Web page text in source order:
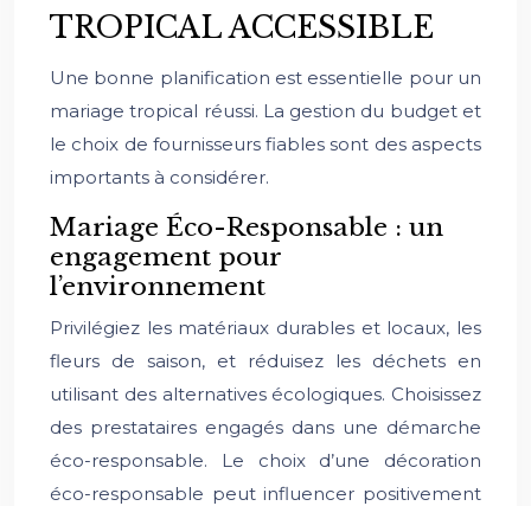
TROPICAL ACCESSIBLE
Une bonne planification est essentielle pour un
mariage tropical réussi. La gestion du budget et
le choix de fournisseurs fiables sont des aspects
importants à considérer.
Mariage Éco-Responsable : un
engagement pour
l’environnement
Privilégiez les matériaux durables et locaux, les
fleurs de saison, et réduisez les déchets en
utilisant des alternatives écologiques. Choisissez
des prestataires engagés dans une démarche
éco-responsable. Le choix d’une décoration
éco-responsable peut influencer positivement